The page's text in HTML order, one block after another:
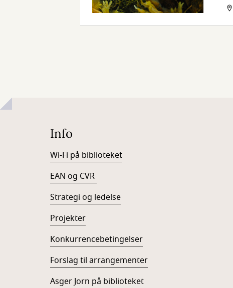
Info
Wi-Fi på biblioteket
EAN og CVR
Strategi og ledelse
Projekter
Konkurrencebetingelser
Forslag til arrangementer
Asger Jorn på biblioteket